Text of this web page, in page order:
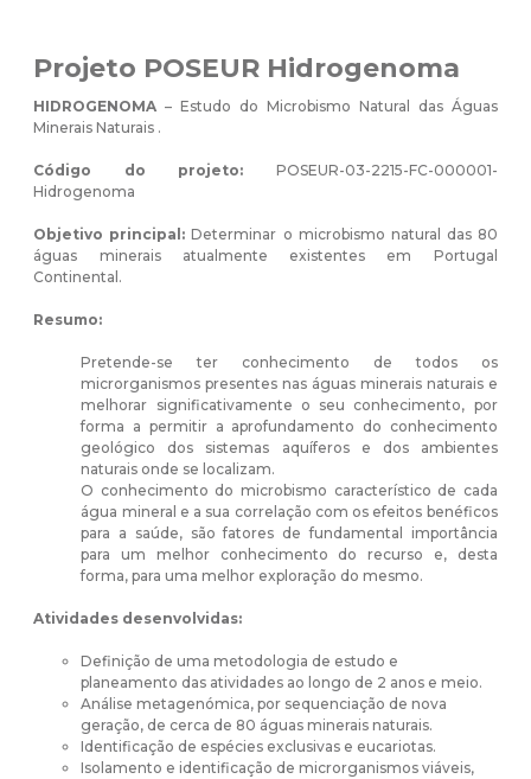
Projeto POSEUR Hidrogenoma
HIDROGENOMA – Estudo do Microbismo Natural das Águas
Minerais Naturais .
Código do projeto: POSEUR-03-2215-FC-000001-
Hidrogenoma
Objetivo principal:Determinar o microbismo natural das 80
águas minerais atualmente existentes em Portugal
Continental.
Resumo:
Pretende-se ter conhecimento de todos os
microrganismos presentes nas águas minerais naturais e
melhorar significativamente o seu conhecimento, por
forma a permitir a aprofundamento do conhecimento
geológico dos sistemas aquíferos e dos ambientes
naturais onde se localizam.
O conhecimento do microbismo característico de cada
água mineral e a sua correlação com os efeitos benéficos
para a saúde, são fatores de fundamental importância
para um melhor conhecimento do recurso e, desta
forma, para uma melhor exploração do mesmo.
Atividades desenvolvidas:
Definição de uma metodologia de estudo e
planeamento das atividades ao longo de 2 anos e meio.
Análise metagenómica, por sequenciação de nova
geração, de cerca de 80 águas minerais naturais.
Identificação de espécies exclusivas e eucariotas.
Isolamento e identificação de microrganismos viáveis,